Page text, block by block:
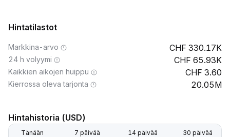
Hintatilastot
Markkina-arvo 330.17K
24 h volyymi 65.93K
Kaikkien aikojen huippu 3.60
Kierrossa oleva tarjonta 20.05M
Hintahistoria (USD)
Tänään 7 päivää 14 päivää 30 päivää